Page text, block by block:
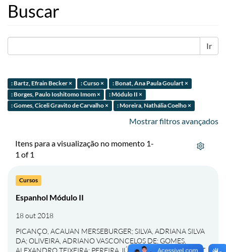
Buscar
Ir
: Bartz, Efrain Becker × : Curso ×
: Bonat, Ana Paula Goulart ×
: Borges, Paulo Ioshitomo Imom ×
: Módulo II ×
: Gomes, Ciceli Gravito de Carvalho ×
: Moreira, Nathália Coelho ×
Mostrar filtros avançados
Itens para a visualização no momento 1-
1 of 1
Cursos
Espanhol Módulo II
18 out 2018
PICANÇO, ACAUAN MERSEBURGER;SILVA, ADRIANA SILVA
DA;OLIVEIRA, ADRIANO VASCONCELOS DE; GOMES,
ALEXANDRO TEIXEIRA; PEREIRA JÚNIOR, ALÉRCIO;BONAT,